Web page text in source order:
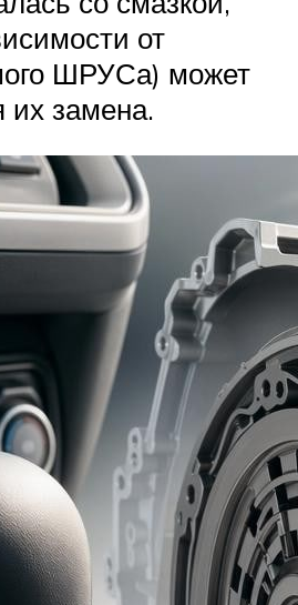
от
ШРУСа) может
их замена.